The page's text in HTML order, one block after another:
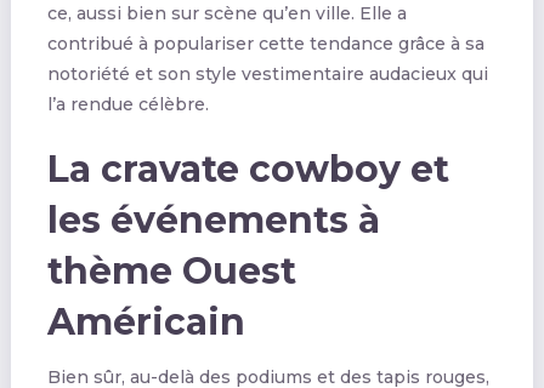
ce, aussi bien sur scène qu’en ville. Elle a
contribué à populariser cette tendance grâce à sa
notoriété et son style vestimentaire audacieux qui
l’a rendue célèbre.
La cravate cowboy et
les événements à
thème Ouest
Américain
Bien sûr, au-delà des podiums et des tapis rouges,